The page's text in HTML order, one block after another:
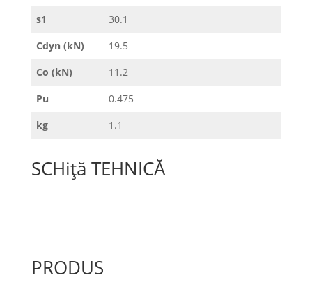
s1
30.1
Cdyn (kN)
19.5
Co (kN)
11.2
Pu
0.475
kg
1.1
SCHiță TEHNICĂ
PRODUS